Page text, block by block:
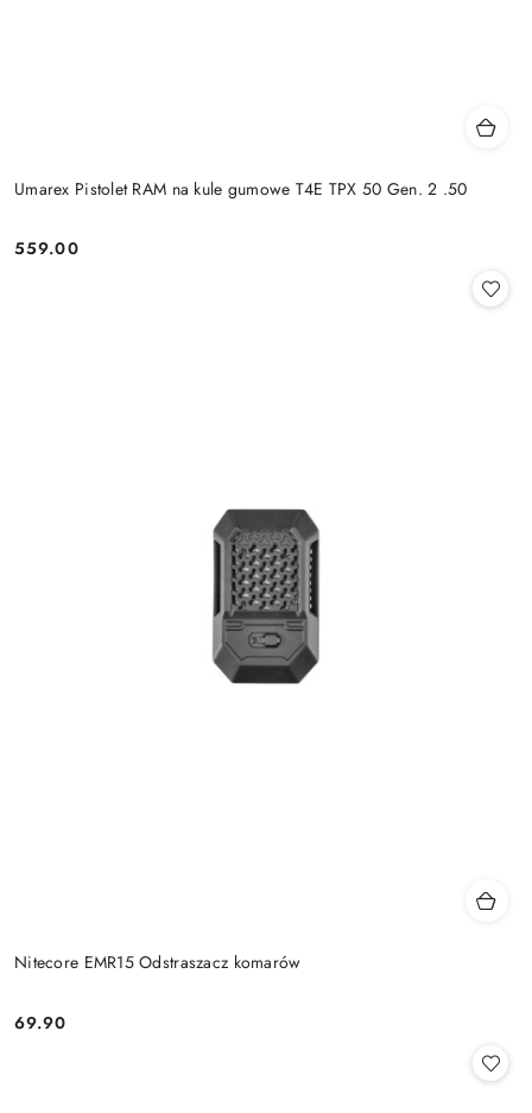
Umarex Pistolet RAM na kule gumowe T4E TPX 50 Gen. 2 .50
Cena:
559.00
Nitecore EMR15 Odstraszacz komarów
Cena:
69.90